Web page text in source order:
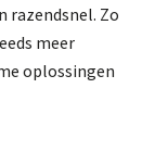
razendsnel. Zo
meer
oplossingen